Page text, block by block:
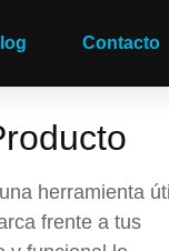
Contacto
herramienta
frente a tus